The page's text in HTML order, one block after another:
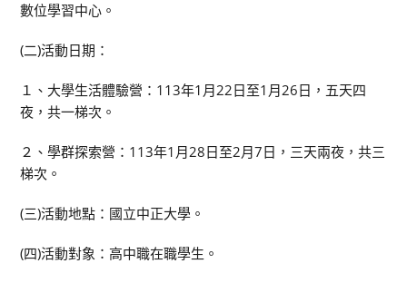
數位學習中心。
(二)活動日期：
１、大學生活體驗營：113年1月22日至1月26日，五天四
夜，共一梯次。
２、學群探索營：113年1月28日至2月7日，三天兩夜，共三
梯次。
(三)活動地點：國立中正大學。
(四)活動對象：高中職在職學生。